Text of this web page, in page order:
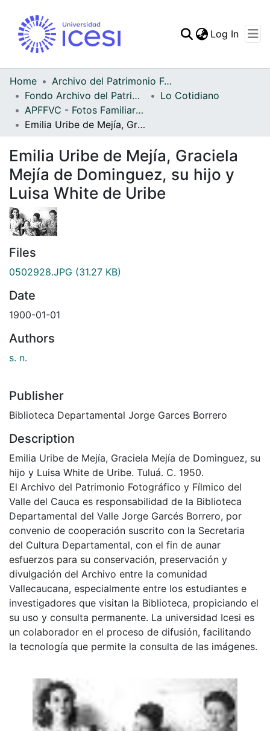
Statistics
Log In
Home
Archivo del Patrimonio Fotográfico y Fílmico del Valle del Cauca
Fondo Archivo del Patrimonio Fotográfico y Fílmico del Valle del Cauca
Lo Cotidiano
APFFVC - Fotos Familiares - Patrimonial
Emilia Uribe de Mejía, Graciela Mejía de Dominguez, su hijo y Luisa White de Uribe
Emilia Uribe de Mejía, Graciela
Mejía de Dominguez, su hijo y
Luisa White de Uribe
Files
0502928.JPG (31.27 KB)
Date
1900-01-01
Authors
s. n.
Publisher
Biblioteca Departamental Jorge Garces Borrero
Description
Emilia Uribe de Mejía, Graciela Mejía de Dominguez, su
hijo y Luisa White de Uribe. Tuluá. C. 1950.
El Archivo del Patrimonio Fotográfico y Fílmico del
Valle del Cauca es responsabilidad de la Biblioteca
Departamental del Valle Jorge Garcés Borrero, por
convenio de cooperación suscrito con la Secretaria
del Cultura Departamental, con el fin de aunar
esfuerzos para su conservación, preservación y
divulgación del Archivo entre la comunidad
Vallecaucana, especialmente entre los estudiantes e
investigadores que visitan la Biblioteca, propiciando el
su uso y consulta permanente. La universidad Icesi es
un colaborador en el proceso de difusión, facilitando
la tecnología que permite la consulta de las imágenes.